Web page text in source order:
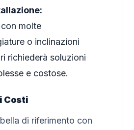
molte
o inclinazioni
richiederà soluzioni
e costose.
Costi
di riferimento con